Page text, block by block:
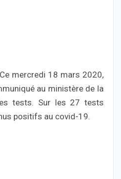
Ce mercredi 18 mars 2020,
au ministère de la
tests. Sur les 27 tests
positifs au covid-19.